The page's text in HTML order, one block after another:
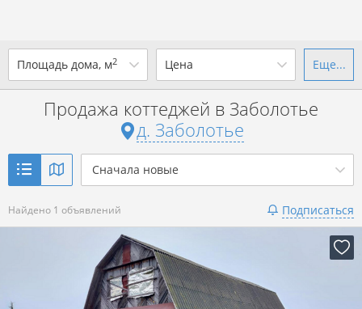
Площадь дома, м2
до
Показать 1 объявление
Цена
от до
р. за всё
Показать 1 объявление
Еще...
Продажа коттеджей в Заболотье
д. Заболотье
Сначала новые
Найдено 1 объявлений Подписаться
Ваш город -д. Заболотье?
Выбрать город